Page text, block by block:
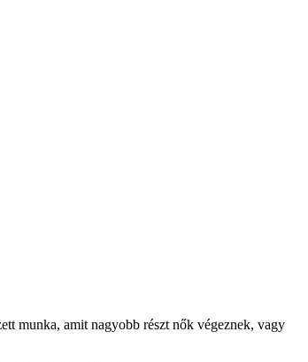
munka, amit nagyobb részt nők végeznek, vagy